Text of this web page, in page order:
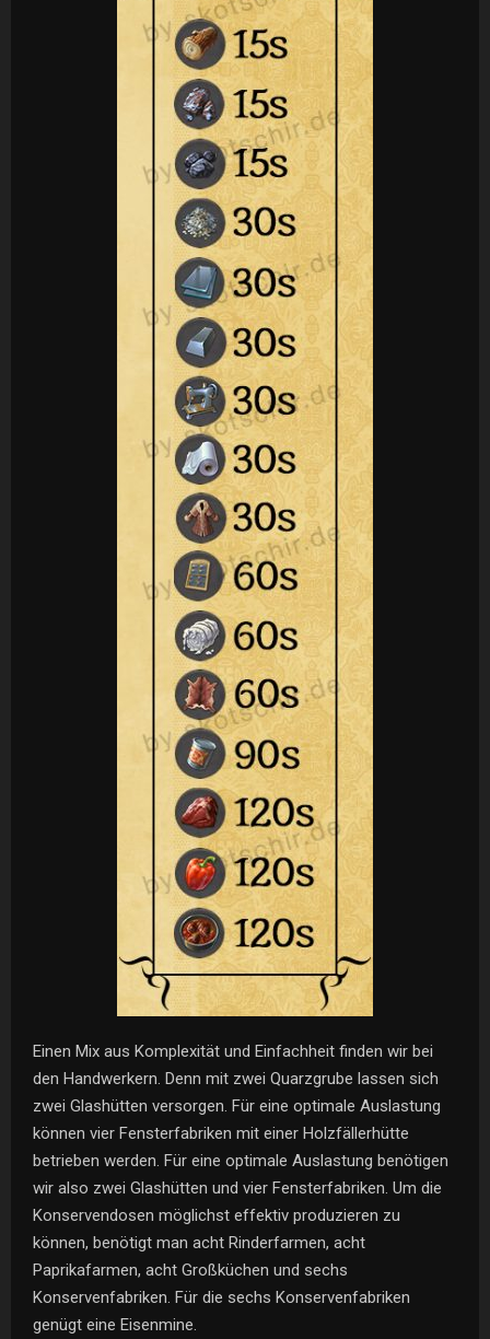
Einen Mix aus Komplexität und Einfachheit finden wir bei
den Handwerkern. Denn mit zwei Quarzgrube lassen sich
zwei Glashütten versorgen. Für eine optimale Auslastung
können vier Fensterfabriken mit einer Holzfällerhütte
betrieben werden. Für eine optimale Auslastung benötigen
wir also zwei Glashütten und vier Fensterfabriken. Um die
Konservendosen möglichst effektiv produzieren zu
können, benötigt man acht Rinderfarmen, acht
Paprikafarmen, acht Großküchen und sechs
Konservenfabriken. Für die sechs Konservenfabriken
genügt eine Eisenmine.